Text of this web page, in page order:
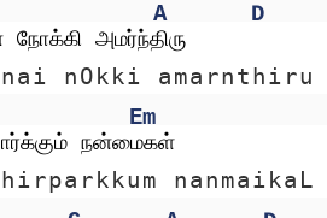
A D
அமர்ந்திரு
nOkki amarnthiru
Em
நன்மைகள்
nanmaikaL